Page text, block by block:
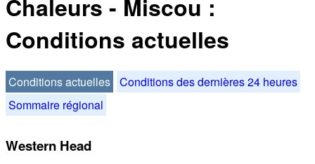
Chaleurs - Miscou :
Conditions actuelles
Conditions actuelles Conditions des dernières 24 heures
Sommaire régional
Western Head